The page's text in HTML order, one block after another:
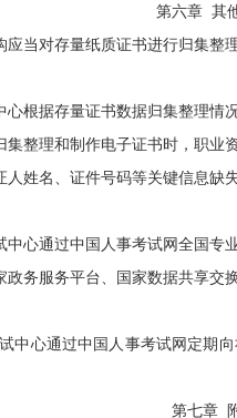
第六章 其
当对存量纸质证书进行归集整
根据存量证书数据归集整理情
整理和制作电子证书时，职业
姓名、证件号码等关键信息缺
心通过中国人事考试网全国专
务服务平台、国家数据共享
中心通过中国人事考试网定期
第七章